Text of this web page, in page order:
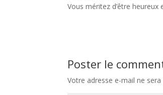
Vous méritez d’être heureux
Poster le
Votre adresse e-mail ne sera